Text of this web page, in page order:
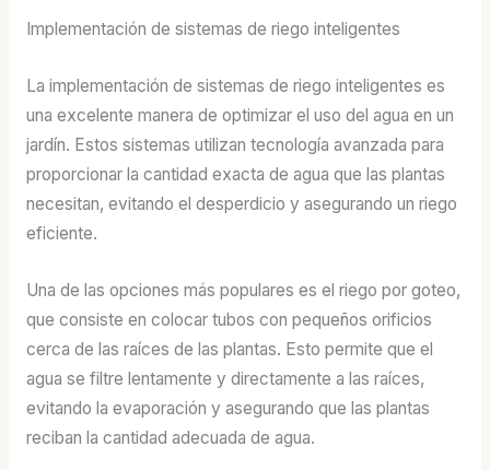
Implementación de sistemas de riego inteligentes
La implementación de sistemas de riego inteligentes es
una excelente manera de optimizar el uso del agua en un
jardín. Estos sistemas utilizan tecnología avanzada para
proporcionar la cantidad exacta de agua que las plantas
necesitan, evitando el desperdicio y asegurando un riego
eficiente.
Una de las opciones más populares es el riego por goteo,
que consiste en colocar tubos con pequeños orificios
cerca de las raíces de las plantas. Esto permite que el
agua se filtre lentamente y directamente a las raíces,
evitando la evaporación y asegurando que las plantas
reciban la cantidad adecuada de agua.